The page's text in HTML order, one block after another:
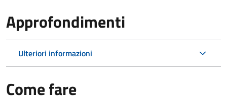
Approfondimenti
Ulteriori informazioni
Come fare